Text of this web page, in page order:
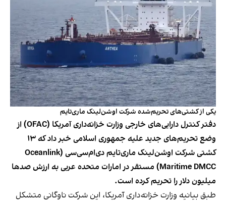
یکی از کشتی‌های تحریم‌شده شرکت اوشن‌لینک ماری‌تایم
دفتر کنترل دارایی‌های خارجی وزارت خزانه‌داری آمریکا (OFAC) از
وضع تحریم‌های جدید علیه جمهوری اسلامی خبر داد که ۱۳
کشتی شرکت اوشن‌لینک ماری‌تایم دی‌ام‌سی‌سی (Oceanlink
Maritime DMCC) مستقر در امارات متحده عربی به ارزش صدها
میلیون دلار را تحریم کرده است.
طبق بیانیه وزارت خزانه‌داری آمریکا، این شرکت ناوگانی متشکل